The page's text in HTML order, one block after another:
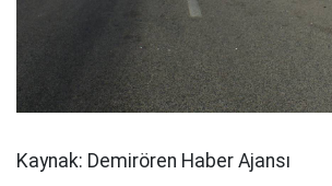
Kaynak: Demirören Haber Ajansı